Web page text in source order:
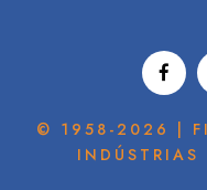
© 1958-2026 |
INDÚSTRIAS